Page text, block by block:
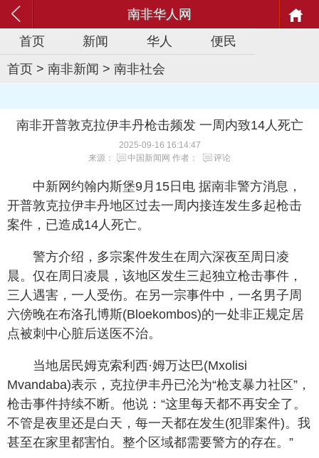
南非华人网
首页
新闻 华人
便民
首页 > 南非新闻 > 南非社会
南非开普敦克拉伊丰丹枪击频发 一周内致14人死亡
2025-09-16 16:14:47
来源：
中国新闻网 作者： 评论
中新网约翰内斯堡9月15日电 据南非警方消息，
开普敦克拉伊丰丹地区过去一周内接连发生多起枪击
案件，已造成14人死亡。
警方介绍，多宗案件发生在周六深夜至周日凌
晨。仅在周日凌晨，该地区发生三起独立枪击事件，
三人遇害，一人受伤。在另一宗事件中，一名男子周
六傍晚在布洛孔博斯(Bloekombos)的一处非正规定居
点被刺中心脏后送医不治。
当地居民姆克索利西·姆万达巴(Mxolisi
Mvandaba)表示，克拉伊丰丹已沦为“枪支暴力社区”，
枪击事件持续不断。他说：“这里每天都不再安全了。
不管是夜里还是白天，每一天都在发生(犯罪案件)。我
甚至在家里都害怕。整个区域都需要警方的存在。”